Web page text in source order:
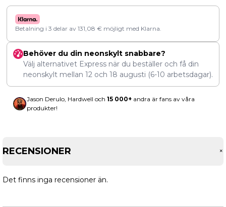
Betalning i 3 delar av 131,08 € möjligt med Klarna.
Behöver du din neonskylt snabbare?
Välj alternativet Express när du beställer och få din
neonskylt mellan 12 och 18 augusti (6-10 arbetsdagar).
Jason Derulo, Hardwell och 15 000+ andra är fans av våra
produkter!
RECENSIONER +
Det finns inga recensioner än.